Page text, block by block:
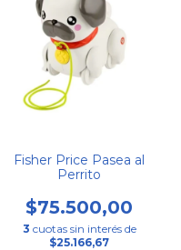
Fisher Price Pasea al
Perrito
$75.500,00
3 cuotas sin interés de
$25.166,67